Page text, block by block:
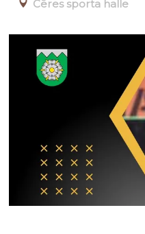
Cēres sporta halle